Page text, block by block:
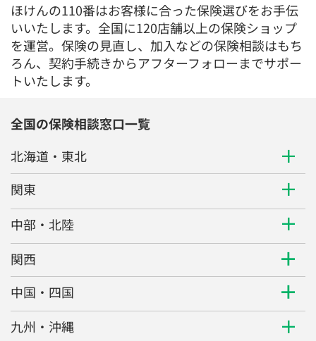
ほけんの110番はお客様に合った保険選びをお手伝
いいたします。全国に120店舗以上の保険ショップ
を運営。保険の見直し、加入などの保険相談はもち
ろん、契約手続きからアフターフォローまでサポー
トいたします。
全国の保険相談窓口一覧
北海道・東北
関東
中部・北陸
関西
中国・四国
九州・沖縄